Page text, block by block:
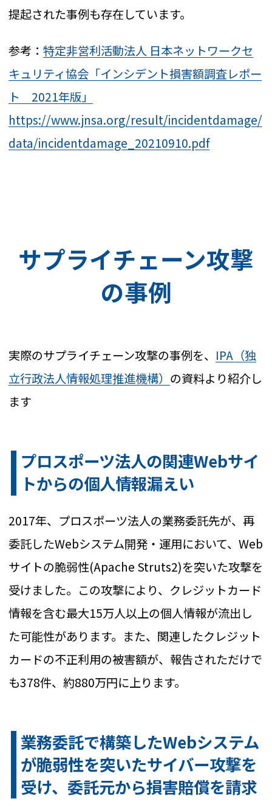
提起された事例も存在しています。
参考：特定非営利活動法人 日本ネットワークセ
キュリティ協会「インシデント損害額調査レポー
ト 2021年版」
https://www.jnsa.org/result/incidentdamage/
data/incidentdamage_20210910.pdf
サプライチェーン攻撃
の事例
実際のサプライチェーン攻撃の事例を、 IPA（独
立行政法人情報処理推進機構） の資料より紹介し
ます
プロスポーツ法人の関連Webサイ
トからの個人情報漏えい
2017年、プロスポーツ法人の業務委託先が、再
委託したWebシステム開発・運用において、Web
サイトの脆弱性(Apache Struts2)を突いた攻撃を
受けました。この攻撃により、クレジットカード
情報を含む最大15万人以上の個人情報が流出し
た可能性があります。また、関連したクレジット
カードの不正利用の被害額が、報告されただけで
も378件、約880万円に上ります。
業務委託で構築したWebシステム
が脆弱性を突いたサイバー攻撃を
受け、委託元から損害賠償を請求